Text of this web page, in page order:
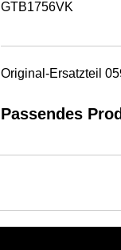
Original-Ersatzteil
Passendes